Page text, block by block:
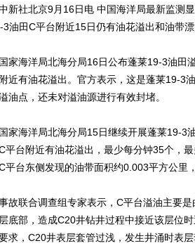
社北京9月16日电 中国海洋局最新监测显
3油田C平台附近15日仍有油花溢出和油带漂
海洋局北海分局16日公布蓬莱19-3油田
近有油花溢出。官方表示，这是蓬莱19-3
油点，还未对溢油源进行有效封堵。
海洋局北海分局15日继续开展蓬莱19-3
平台附近有油花溢出，最少每分钟35个，
平台东侧发现的油带面积约0.003平方公里
联合调查组专家表示，C平台溢油主要是
底部，造成C20井钻井过程中接近该层位
求，C20井表层套管过浅，发生井涌时表